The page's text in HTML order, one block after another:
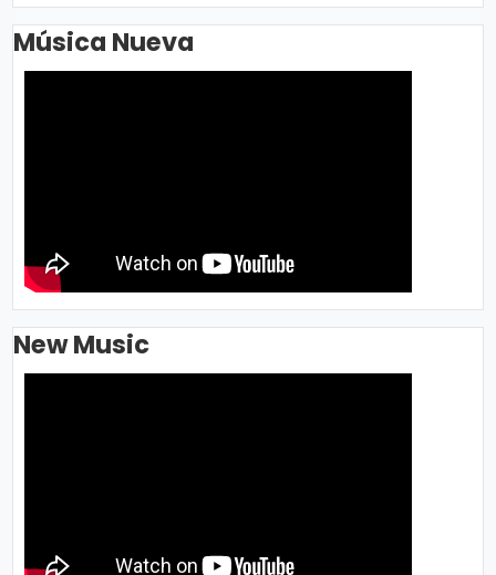
Música Nueva
New Music